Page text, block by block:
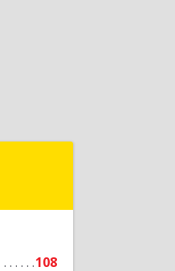
108